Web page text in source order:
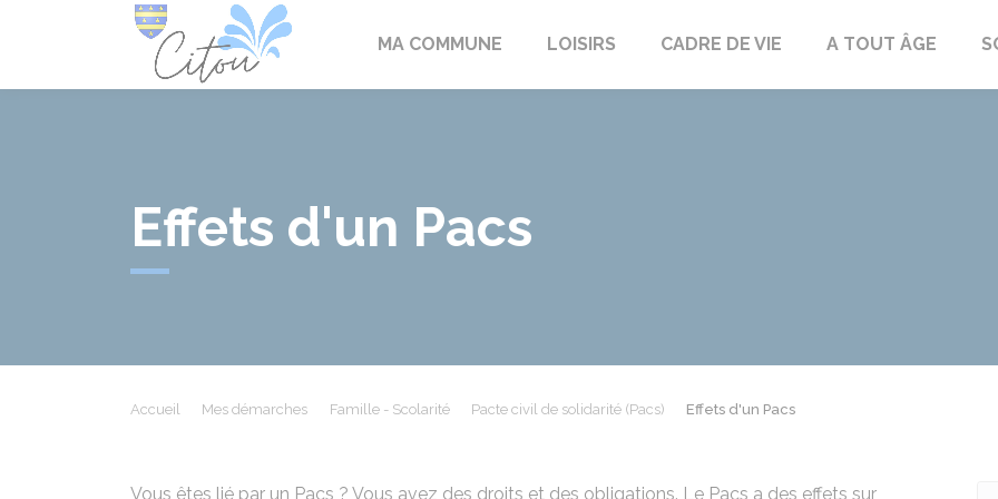
MA COMMUNE LOISIRS CADRE DE VIE A TOUT ÂGE
Effets d'un Pacs
Accueil Mes démarches Famille - Scolarité Pacte civil de solidarité (Pacs) Effets d'un Pacs
Vous êtes lié par un Pacs ? Vous avez des droits et des obligations. Le Pacs a des effets sur